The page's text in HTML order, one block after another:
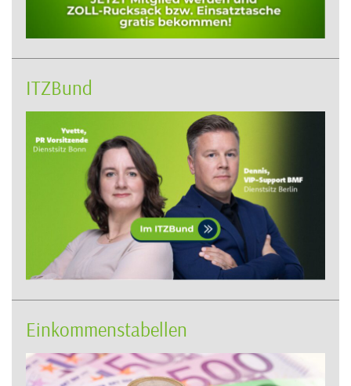
ITZBund
Einkommenstabellen